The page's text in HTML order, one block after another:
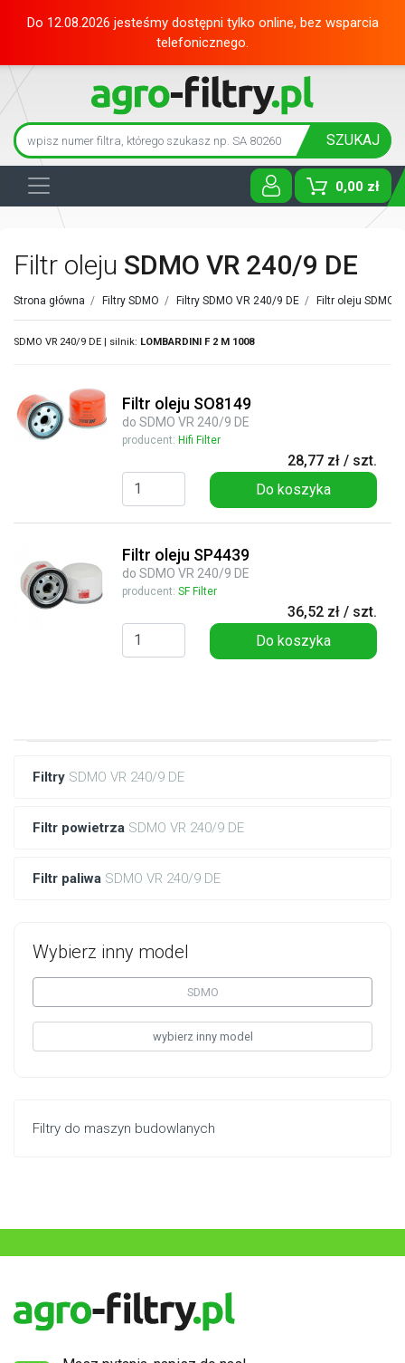
Do 12.08.2026 jesteśmy dostępni tylko online, bez wsparcia
telefonicznego.
SZUKAJ
0,00 zł
Toggle
Filtry SDMO VR 240/9 DE
Filtr powietrza SDMO VR 240/9 DE
Filtr paliwa SDMO VR 240/9 DE
Wybierz inny model
SDMO
wybierz inny model
Filtry do maszyn budowlanych
Filtr oleju SDMO VR 240/9 DE
Strona główna / Filtry SDMO / Filtry SDMO VR 240/9 DE / Filtr oleju SDMO
SDMO VR 240/9 DE | silnik: LOMBARDINI F 2 M 1008
Filtr oleju SO8149
do SDMO VR 240/9 DE
producent: Hifi Filter
28,77 zł / szt.
Do koszyka
Filtr oleju SP4439
do SDMO VR 240/9 DE
producent: SF Filter
36,52 zł / szt.
Do koszyka